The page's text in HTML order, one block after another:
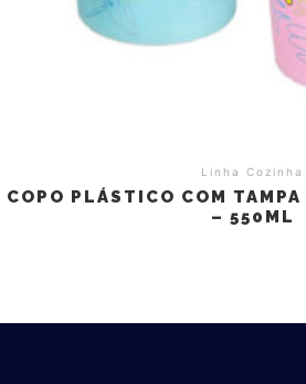
Linha Cozinha
COPO PLÁSTICO COM
– 550ML